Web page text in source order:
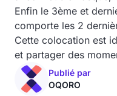
Enfin le 3ème et
comporte les 2
Cette colocation est
et partager des
Publié par
OQORO